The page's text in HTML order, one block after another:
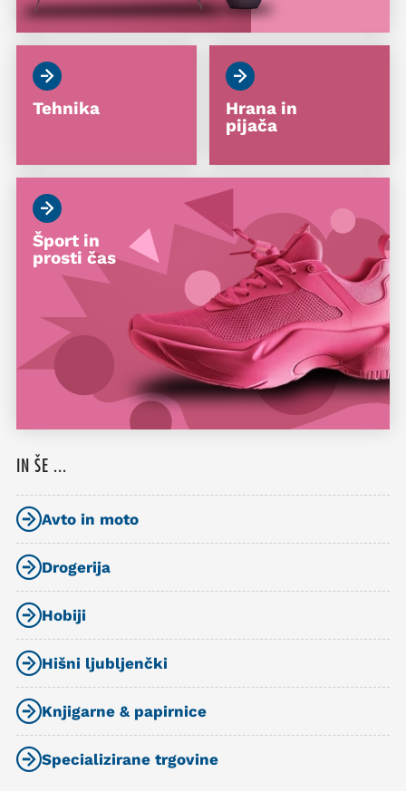
Tehnika
Hrana in
pijača
Šport in
prosti čas
IN ŠE ...
Avto in moto
Drogerija
Hobiji
Hišni ljubljenčki
Knjigarne & papirnice
Specializirane trgovine